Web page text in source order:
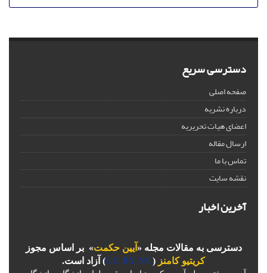
دسترسی سریع
صفحه اصلی
درباره نشریه
اعضای هیات تحریریه
ارسال مقاله
تماس با ما
نقشه سایت
آخرین اخبار
دسترسی به مقالات مجله « آیین حکمت» بر اساس مجوز
کریتیو کامنز (
CC BY-NC) آزاد است.